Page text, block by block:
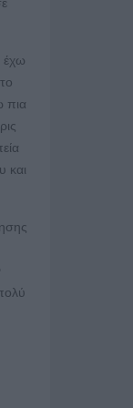
έχω
πια
και